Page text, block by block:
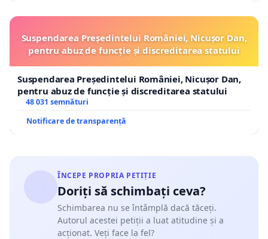
Suspendarea Președintelui României, Nicușor Dan,
pentru abuz de funcție și discreditarea statului
Suspendarea Președintelui României, Nicușor Dan,
pentru abuz de funcție și discreditarea statului
48 031 semnături
Notificare de transparență
ÎNCEPE PROPRIA PETIȚIE
Doriți să schimbați ceva?
Schimbarea nu se întâmplă dacă tăceți.
Autorul acestei petiții a luat atitudine și a
acționat. Veți face la fel?